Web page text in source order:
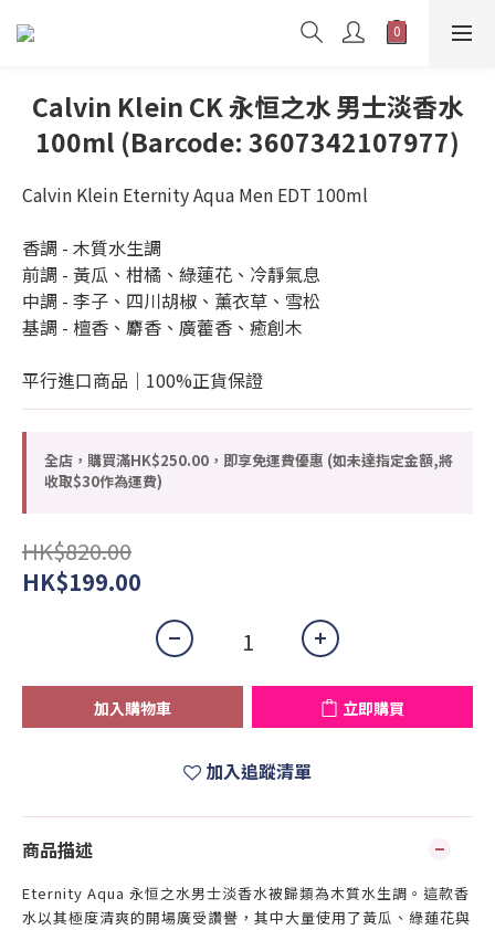
Calvin Klein CK 永恒之水 男士淡香水
100ml (Barcode: 3607342107977)
Calvin Klein Eternity Aqua Men EDT 100ml
香調 - 木質水生調
前調 - 黃瓜、柑橘、綠蓮花、冷靜氣息
中調 - 李子、四川胡椒、薰衣草、雪松
基調 - 檀香、麝香、廣藿香、癒創木
平行進口商品｜100%正貨保證
全店，購買滿HK$250.00，即享免運費優惠 (如未達指定金額,將
收取$30作為運費)
HK$820.00
HK$199.00
加入購物車 立即購買
加入追蹤清單
商品描述
Eternity Aqua 永恒之水男士淡香水被歸類為木質水生調。這款香
水以其極度清爽的開場廣受讚譽，其中大量使用了黃瓜、綠蓮花與